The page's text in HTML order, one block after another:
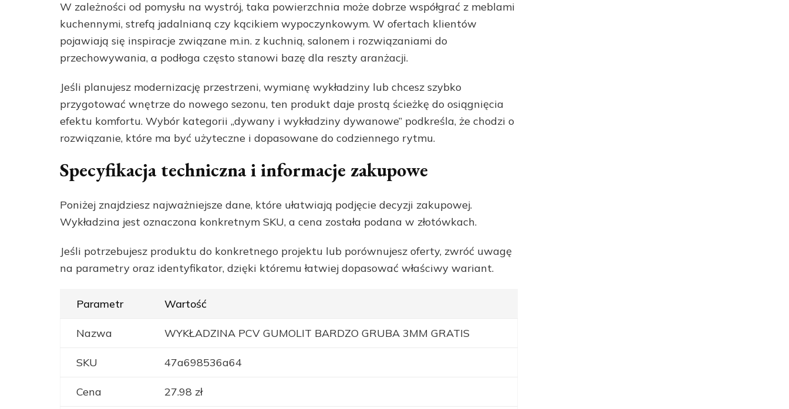
W zależności od pomysłu na wystrój, taka powierzchnia może dobrze współgrać z meblami
kuchennymi, strefą jadalnianą czy kącikiem wypoczynkowym. W ofertach klientów
pojawiają się inspiracje związane m.in. z kuchnią, salonem i rozwiązaniami do
przechowywania, a podłoga często stanowi bazę dla reszty aranżacji.
Jeśli planujesz modernizację przestrzeni, wymianę wykładziny lub chcesz szybko
przygotować wnętrze do nowego sezonu, ten produkt daje prostą ścieżkę do osiągnięcia
efektu komfortu. Wybór kategorii „dywany i wykładziny dywanowe” podkreśla, że chodzi o
rozwiązanie, które ma być użyteczne i dopasowane do codziennego rytmu.
Specyfikacja techniczna i informacje zakupowe
Poniżej znajdziesz najważniejsze dane, które ułatwiają podjęcie decyzji zakupowej.
Wykładzina jest oznaczona konkretnym SKU, a cena została podana w złotówkach.
Jeśli potrzebujesz produktu do konkretnego projektu lub porównujesz oferty, zwróć uwagę
na parametry oraz identyfikator, dzięki któremu łatwiej dopasować właściwy wariant.
Parametr Wartość
Nazwa WYKŁADZINA PCV GUMOLIT BARDZO GRUBA 3MM GRATIS
SKU 47a698536a64
Cena 27.98 zł